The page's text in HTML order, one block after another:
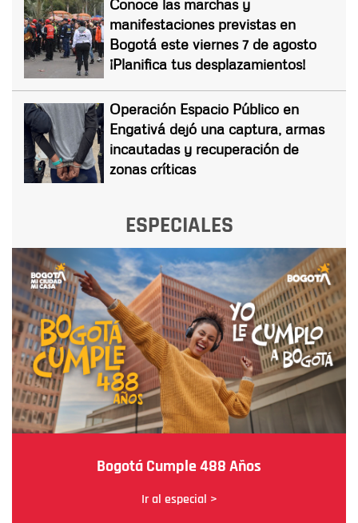
Conoce las marchas y
manifestaciones previstas en
Bogotá este viernes 7 de agosto
¡Planifica tus desplazamientos!
Operación Espacio Público en
Engativá dejó una captura, armas
incautadas y recuperación de
zonas críticas
ESPECIALES
Bogotá Cumple 488 Años
Ir al especial >